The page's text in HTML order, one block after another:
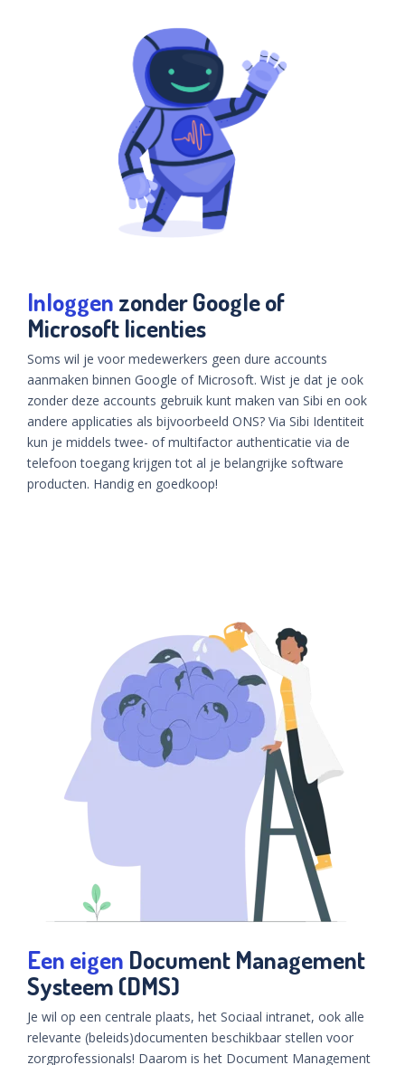
Inloggen zonder Google of
Microsoft licenties
Soms wil je voor medewerkers geen dure accounts
aanmaken binnen Google of Microsoft. Wist je dat je ook
zonder deze accounts gebruik kunt maken van Sibi en ook
andere applicaties als bijvoorbeeld ONS? Via Sibi Identiteit
kun je middels twee- of multifactor authenticatie via de
telefoon toegang krijgen tot al je belangrijke software
producten. Handig en goedkoop!
Een eigen Document Management
Systeem (DMS)
Je wil op een centrale plaats, het Sociaal intranet, ook alle
relevante (beleids)documenten beschikbaar stellen voor
zorgprofessionals! Daarom is het Document Management